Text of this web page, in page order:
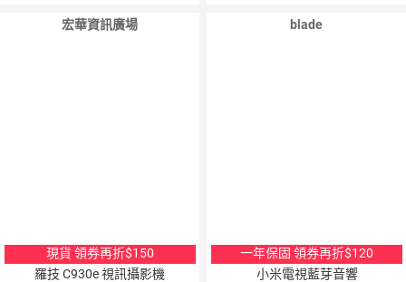
宏華資訊廣場
現貨 領券再折$150
羅技 C930e 視訊攝影機
blade
一年保固 領券再折$120
小米電視藍芽音響